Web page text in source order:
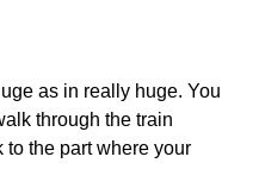
as in really huge. You
through the train
to the part where your